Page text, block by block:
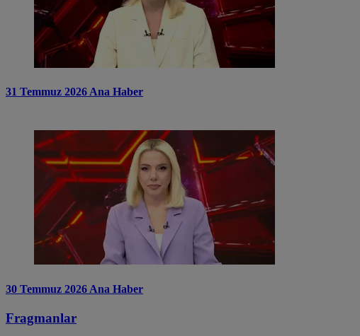
31 Temmuz 2026 Ana Haber
30 Temmuz 2026 Ana Haber
Fragmanlar